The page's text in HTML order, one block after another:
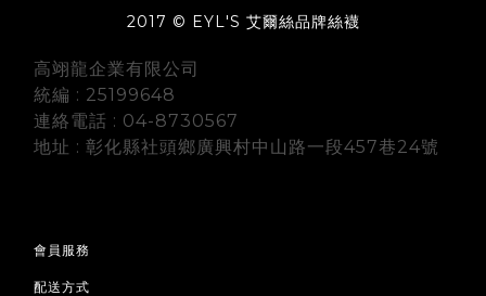
2017 © EYL'S 艾爾絲品牌絲襪
高翊龍企業有限公司
統編 : 25199648
連絡電話 : 04-8730567
地址 : 彰化縣社頭鄉廣興村中山路一段457巷24號
會員服務
配送方式